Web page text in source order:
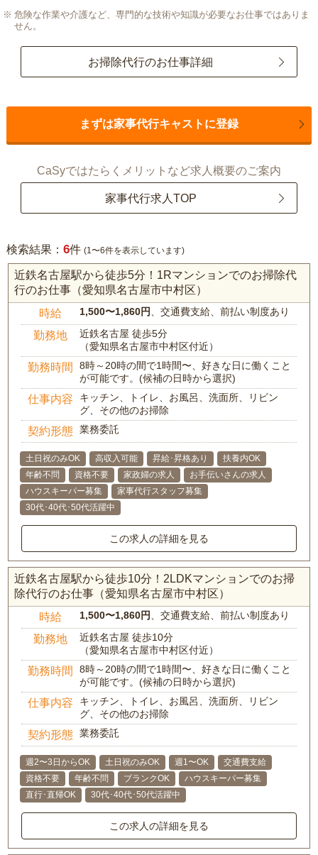
危険な作業や介護など、専門的な技術や知識が必要なお仕事ではありま
せん。
お掃除代行のお仕事詳細
まずは家事代行キャストに登録
CaSyではたらくメリットなど求人概要のご案内
家事代行求人TOP
検索結果： 6件 (1〜6件を表示しています)
近鉄名古屋駅から徒歩5分！1Rマンションでのお掃除代
行のお仕事（愛知県名古屋市中村区）
時給 1,500〜1,860円、交通費支給、前払い制度あり
勤務地
近鉄名古屋 徒歩5分
（愛知県名古屋市中村区付近）
勤務時間
8時～20時の間で1時間〜、好きな日に働くこと
が可能です。(候補の日時から選択)
仕事内容
キッチン、トイレ、お風呂、洗面所、リビン
グ、その他のお掃除
契約形態 業務委託
土日祝のみOK 高収入可能 昇給･昇格あり
扶養内OK
年齢不問
資格不要 家政婦の求人
お手伝いさんの求人
ハウスキーパー募集
家事代行スタッフ募集
30代･40代･50代活躍中
この求人の詳細を見る
近鉄名古屋駅から徒歩10分！2LDKマンションでのお掃
除代行のお仕事（愛知県名古屋市中村区）
時給 1,500〜1,860円、交通費支給、前払い制度あり
勤務地
近鉄名古屋 徒歩10分
（愛知県名古屋市中村区付近）
勤務時間
8時～20時の間で1時間〜、好きな日に働くこと
が可能です。(候補の日時から選択)
仕事内容
キッチン、トイレ、お風呂、洗面所、リビン
グ、その他のお掃除
契約形態 業務委託
週2〜3日からOK 土日祝のみOK 週1〜OK
交通費支給
資格不要
年齢不問 ブランクOK
ハウスキーパー募集
直行･直帰OK
30代･40代･50代活躍中
この求人の詳細を見る